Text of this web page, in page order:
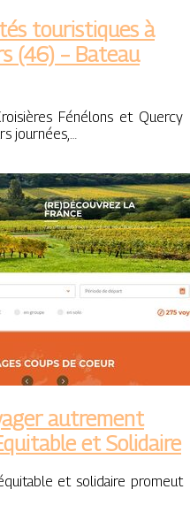
touristi­ques à
(46) – Bateau
Fénélons et Quercy
journées,…
autrement
et Solidaire
et solidaire promeut